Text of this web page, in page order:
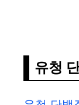
유청